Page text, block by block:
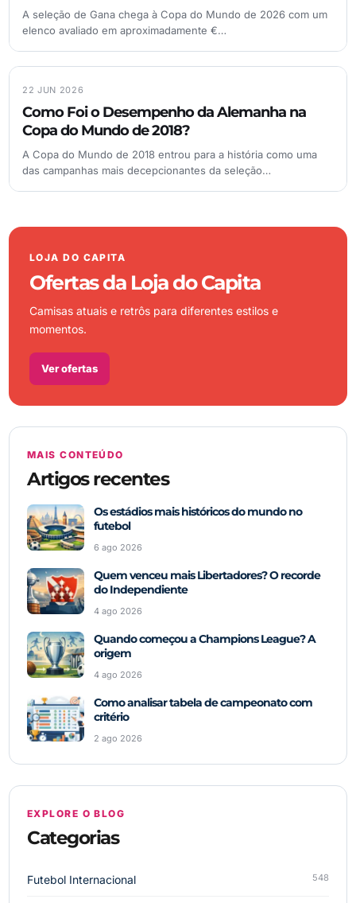
A seleção de Gana chega à Copa do Mundo de 2026 com um
elenco avaliado em aproximadamente €…
22 JUN 2026
Como Foi o Desempenho da Alemanha na
Copa do Mundo de 2018?
A Copa do Mundo de 2018 entrou para a história como uma
das campanhas mais decepcionantes da seleção…
LOJA DO CAPITA
Ofertas da Loja do Capita
Camisas atuais e retrôs para diferentes estilos e
momentos.
Ver ofertas
MAIS CONTEÚDO
Artigos recentes
Os estádios mais históricos do mundo no
futebol
6 ago 2026
Quem venceu mais Libertadores? O recorde
do Independiente
4 ago 2026
Quando começou a Champions League? A
origem
4 ago 2026
Como analisar tabela de campeonato com
critério
2 ago 2026
EXPLORE O BLOG
Categorias
Futebol Internacional 548